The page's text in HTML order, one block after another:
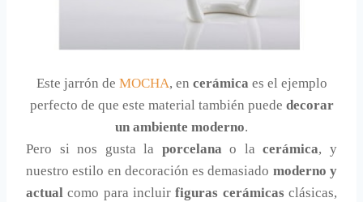
Este jarrón de MOCHA, en cerámica es el ejemplo
perfecto de que este material también puede decorar
un ambiente moderno.
Pero si nos gusta la porcelana o lacerámica, y
nuestro estilo en decoración es demasiado moderno y
actual como para incluirfiguras cerámicasclásicas,